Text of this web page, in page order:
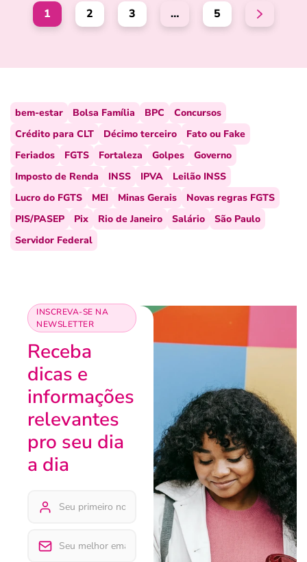
1 2 3 … 5
bem-estar Bolsa Família BPC
Concursos
Crédito para CLT
Décimo terceiro
Fato ou Fake
Feriados
FGTS Fortaleza Golpes
Governo
Imposto de Renda
INSS IPVA
Leilão INSS
Lucro do FGTS
MEI Minas Gerais
Novas regras FGTS
PIS/PASEP
Pix Rio de Janeiro Salário
São Paulo
Servidor Federal
INSCREVA-SE NA
NEWSLETTER
Receba
dicas e
informações
relevantes
pro seu dia
a dia